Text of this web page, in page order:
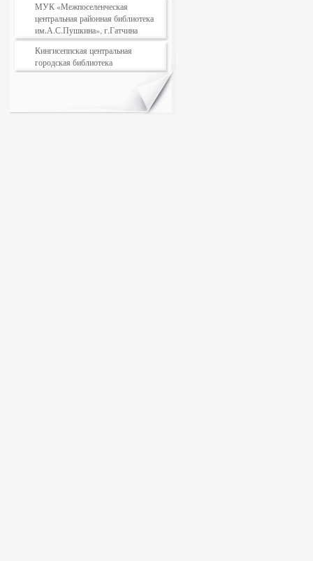
МУК «Межпоселенческая
центральная районная библиотека
им.А.С.Пушкина», г.Гатчина
Кингисеппская центральная
городская библиотека